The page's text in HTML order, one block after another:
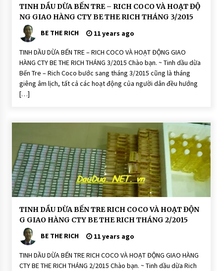
D
u
a
i
c
h
C
o
C
o
Ạ
Ộ
N
G
TINH DẦU DỪA BẾN TRE – RICH COCO VÀ HOẠT ĐỘ
NG GIAO HÀNG CTY BE THE RICH THÁNG 3/2015
BE THE RICH
11 years ago
TINH DẦU DỪA BẾN TRE – RICH COCO VÀ HOẠT ĐỘNG GIAO
HÀNG CTY BE THE RICH THÁNG 3/2015 Chào bạn. ~ Tinh dầu dừa
Bến Tre – Rich Coco bước sang tháng 3/2015 cũng là tháng
giêng âm lịch, tất cả các hoạt động của người dân đều hướng
[…]
H
Ạ
Đ
Ộ
G
TINH DẦU DỪA BẾN TRE RICH COCO VÀ HOẠT ĐỘN
G GIAO HÀNG CTY BE THE RICH THÁNG 2/2015
BE THE RICH
11 years ago
TINH DẦU DỪA BẾN TRE RICH COCO VÀ HOẠT ĐỘNG GIAO HÀNG
CTY BE THE RICH THÁNG 2/2015 Chào bạn. ~ Tinh dầu dừa Rich